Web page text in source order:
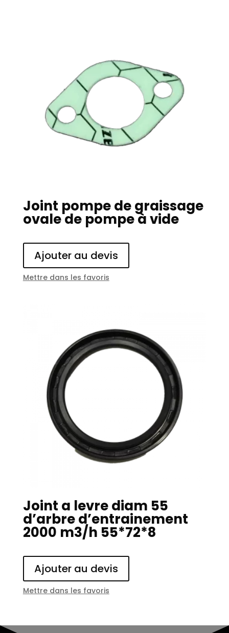
Joint pompe de graissage
ovale de pompe à vide
Ajouter au devis
Mettre dans les favoris
Joint a levre diam 55
d’arbre d’entrainement
2000 m3/h 55*72*8
Ajouter au devis
Mettre dans les favoris